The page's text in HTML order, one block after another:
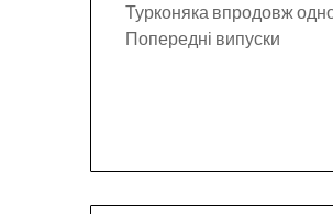
Турконяка впродовж
Попередні випуски